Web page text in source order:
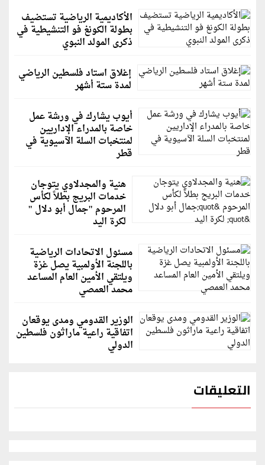
الأكاديمية الرياضية تستضيف
بطولة الكونغ فو التنشيطية في
ذكرى المولد النبوي
إغلاق استاد فلسطين الرياضي
لمدة ستة أشهر
أيوب يشارك في ورشة عمل
خاصة بالمدراء الإداريين
لمنتخبات السلة الآسيوية في
قطر
هنية والمجدلاوي يتوجان
خدمات البريج بطلاً لكأس
المرحوم "جمال أبو دلال "
لكرة اليد
مسئول الاتحادات الرياضية
باللجنة الأولمبية يصل غزة
ويلتقي الأمين العام المساعد
محمد العمصي
الوزير القدومي ومدى يوقعان
اتفاقية راعية ماراثون فلسطين
الدولي
التعليقات